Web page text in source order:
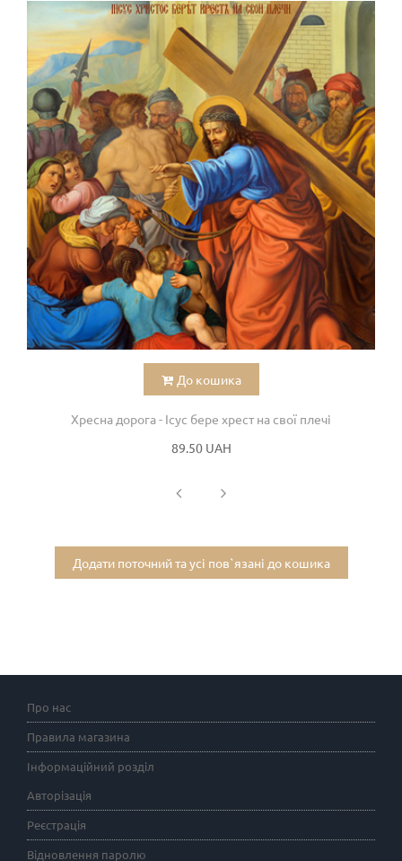
До кошика
Хресна дорога - Ісус бере хрест на свої плечі
89.50 UAH
Додати поточний та усі пов`язані до кошика
Про нас
Правила магазина
Інформаційний розділ
Авторізація
Реєстрація
Відновлення паролю